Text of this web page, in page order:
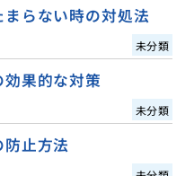
らない時の対処法
未分類
果的な対策
未分類
止方法